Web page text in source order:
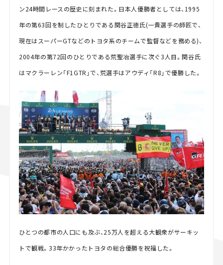
ン24時間レースの歴史に刻まれた。日本人優勝者としては、1995
年の第63回を制したひとりである関谷正徳氏(一貴選手の師匠で、
現在はスーパーGTなどのトヨタ系のチームで監督などを務める)、
2004年の第72回のひとりである荒聖冶選手に次ぐ3人目。関谷氏
はマクラーレン「F1GTR」で、荒選手はアウディ「R8」で優勝した。
ひとつの都市の人口にも及ぶ、25万人を超える大観衆がサーキッ
トで観戦。33年かかったトヨタの総合優勝を祝福した。